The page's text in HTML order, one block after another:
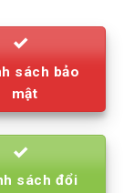
sách bảo
mật
sách đổi